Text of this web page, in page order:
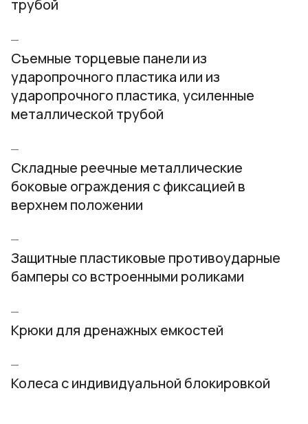
трубой
Съемные торцевые панели из
ударопрочного пластика или из
ударопрочного пластика, усиленные
металлической трубой
Складные реечные металлические
боковые ограждения с фиксацией в
верхнем положении
Защитные пластиковые противоударные
бамперы со встроенными роликами
Крюки для дренажных емкостей
Колеса с индивидуальной блокировкой